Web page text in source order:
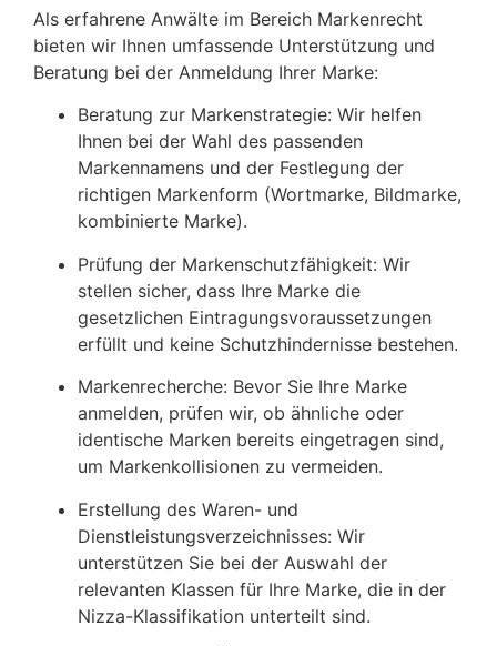
Als erfahrene Anwälte im Bereich Markenrecht
bieten wir Ihnen umfassende Unterstützung und
Beratung bei der Anmeldung Ihrer Marke:
Beratung zur Markenstrategie: Wir helfen
Ihnen bei der Wahl des passenden
Markennamens und der Festlegung der
richtigen Markenform (Wortmarke, Bildmarke,
kombinierte Marke).
Prüfung der Markenschutzfähigkeit: Wir
stellen sicher, dass Ihre Marke die
gesetzlichen Eintragungsvoraussetzungen
erfüllt und keine Schutzhindernisse bestehen.
Markenrecherche: Bevor Sie Ihre Marke
anmelden, prüfen wir, ob ähnliche oder
identische Marken bereits eingetragen sind,
um Markenkollisionen zu vermeiden.
Erstellung des Waren- und
Dienstleistungsverzeichnisses: Wir
unterstützen Sie bei der Auswahl der
relevanten Klassen für Ihre Marke, die in der
Nizza-Klassifikation unterteilt sind.